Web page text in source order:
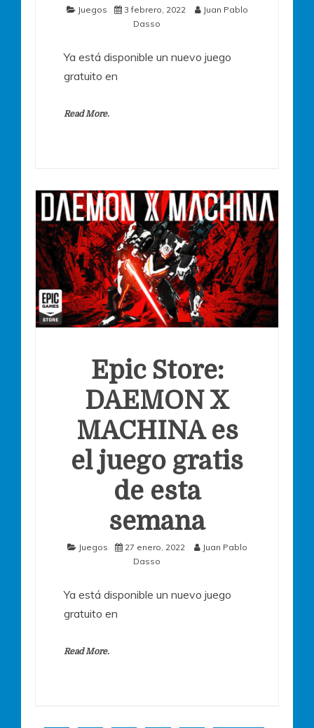
Juegos 3 febrero, 2022
Juan Pablo
Dasso
Ya está disponible un nuevo juego
gratuito en
Read More.
Epic Store:
DAEMON X
MACHINA es
el juego gratis
de esta
semana
Juegos 27 enero, 2022
Juan Pablo
Dasso
Ya está disponible un nuevo juego
gratuito en
Read More.